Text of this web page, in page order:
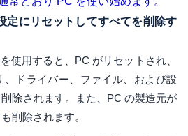
定にリセットしてすべてを削除す
使用すると、PC がリセットされ、
ドライバー、ファイル、および設
除されます。また、PC の製造元が
削除されます。